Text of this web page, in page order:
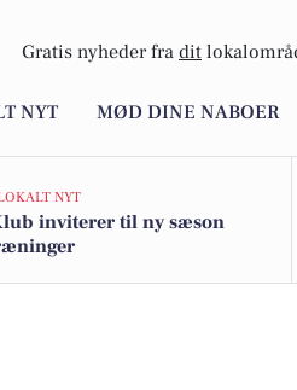
Gratis nyheder fra dit
NYT MØD DINE NABOER
NYT
inviterer til ny sæson